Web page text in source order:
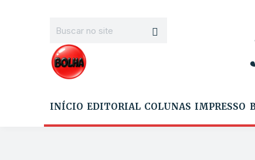
INÍCIO EDITORIAL COLUNAS IMPRESSO